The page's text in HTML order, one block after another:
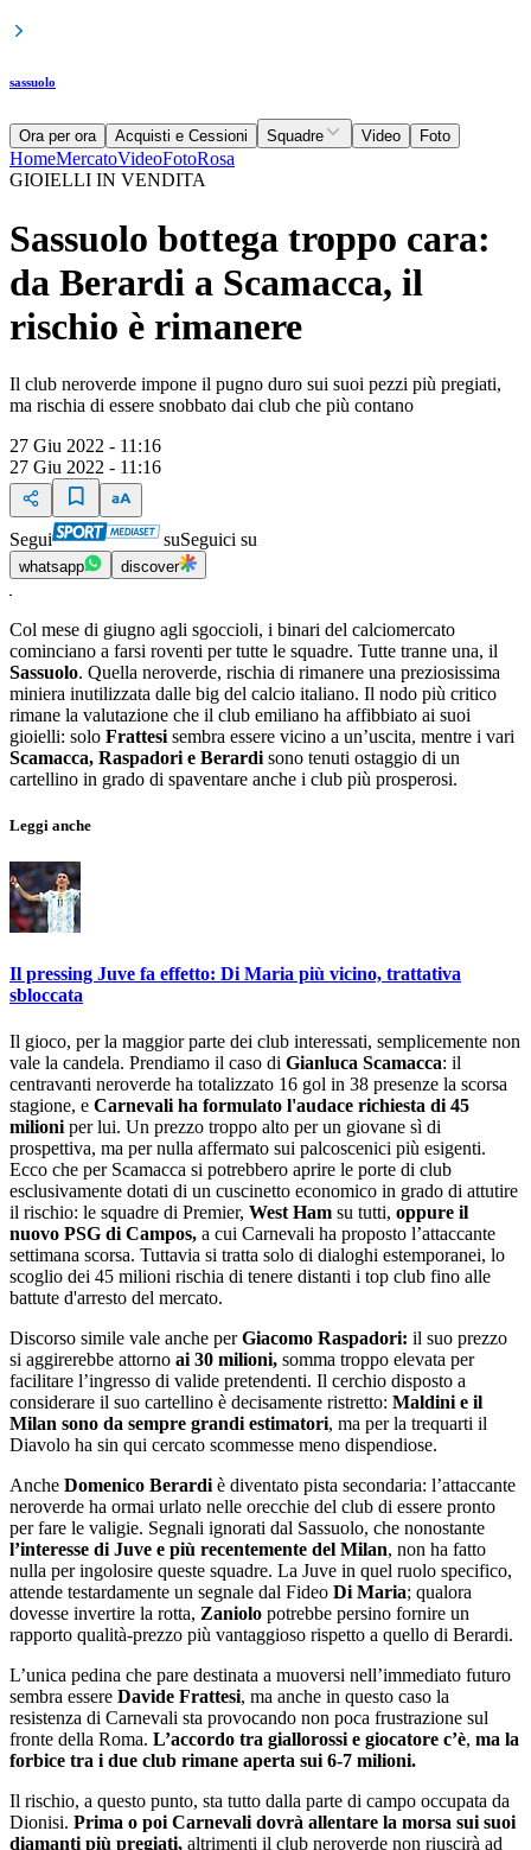
sassuolo
Ora per ora Acquisti e Cessioni Squadre Video Foto
HomeMercatoVideoFotoRosa
GIOIELLI IN VENDITA
Sassuolo bottega troppo cara:
da Berardi a Scamacca, il
rischio è rimanere
Il club neroverde impone il pugno duro sui suoi pezzi più pregiati,
ma rischia di essere snobbato dai club che più contano
27 Giu 2022 - 11:16
27 Giu 2022 - 11:16
Segui suSeguici su
whatsapp discover
Col mese di giugno agli sgoccioli, i binari del calciomercato
cominciano a farsi roventi per tutte le squadre. Tutte tranne una, il
Sassuolo. Quella neroverde, rischia di rimanere una preziosissima
miniera inutilizzata dalle big del calcio italiano. Il nodo più critico
rimane la valutazione che il club emiliano ha affibbiato ai suoi
gioielli: solo Frattesi sembra essere vicino a un’uscita, mentre i vari
Scamacca, Raspadori e Berardi sono tenuti ostaggio di un
cartellino in grado di spaventare anche i club più prosperosi.
Leggi anche
Il pressing Juve fa effetto: Di Maria più vicino, trattativa
sbloccata
Il gioco, per la maggior parte dei club interessati, semplicemente non
vale la candela. Prendiamo il caso di Gianluca Scamacca: il
centravanti neroverde ha totalizzato 16 gol in 38 presenze la scorsa
stagione, e Carnevali ha formulato l'audace richiesta di 45
milioni per lui. Un prezzo troppo alto per un giovane sì di
prospettiva, ma per nulla affermato sui palcoscenici più esigenti.
Ecco che per Scamacca si potrebbero aprire le porte di club
esclusivamente dotati di un cuscinetto economico in grado di attutire
il rischio: le squadre di Premier, West Ham su tutti, oppure il
nuovo PSG di Campos, a cui Carnevali ha proposto l’attaccante
settimana scorsa. Tuttavia si tratta solo di dialoghi estemporanei, lo
scoglio dei 45 milioni rischia di tenere distanti i top club fino alle
battute d'arresto del mercato.
Discorso simile vale anche perGiacomo Raspadori: il suo prezzo
si aggirerebbe attorno ai 30 milioni, somma troppo elevata per
facilitare l’ingresso di valide pretendenti. Il cerchio disposto a
considerare il suo cartellino è decisamente ristretto: Maldini e il
Milan sono da sempre grandi estimatori, ma per la trequarti il
Diavolo ha sin qui cercato scommesse meno dispendiose.
Anche Domenico Berardi è diventato pista secondaria: l’attaccante
neroverde ha ormai urlato nelle orecchie del club di essere pronto
per fare le valigie. Segnali ignorati dal Sassuolo, che nonostante
l’interesse di Juve e più recentemente del Milan, non ha fatto
nulla per ingolosire queste squadre. La Juve in quel ruolo specifico,
attende testardamente un segnale dal Fideo Di Maria; qualora
dovesse invertire la rotta, Zaniolo potrebbe persino fornire un
rapporto qualità-prezzo più vantaggioso rispetto a quello di Berardi.
L’unica pedina che pare destinata a muoversi nell’immediato futuro
sembra essere Davide Frattesi, ma anche in questo caso la
resistenza di Carnevali sta provocando non poca frustrazione sul
fronte della Roma. L’accordo tra giallorossi e giocatore c’è, ma la
forbice tra i due club rimane aperta sui 6-7 milioni.
Il rischio, a questo punto, sta tutto dalla parte di campo occupata da
Dionisi. Prima o poi Carnevali dovrà allentare la morsa sui suoi
diamanti più pregiati, altrimenti il club neroverde non riuscirà ad